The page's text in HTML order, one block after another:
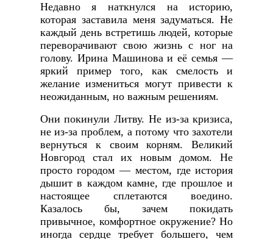
Недавно я наткнулся на историю,
которая заставила меня задуматься. Не
каждый день встретишь людей, которые
переворачивают свою жизнь с ног на
голову. Ирина Машинова и её семья —
яркий пример того, как смелость и
желание измениться могут привести к
неожиданным, но важным решениям.
Они покинули Литву. Не из-за кризиса,
не из-за проблем, а потому что захотели
вернуться к своим корням. Великий
Новгород стал их новым домом. Не
просто городом — местом, где история
дышит в каждом камне, где прошлое и
настоящее сплетаются воедино.
Казалось бы, зачем покидать
привычное, комфортное окружение? Но
иногда сердце требует большего, чем